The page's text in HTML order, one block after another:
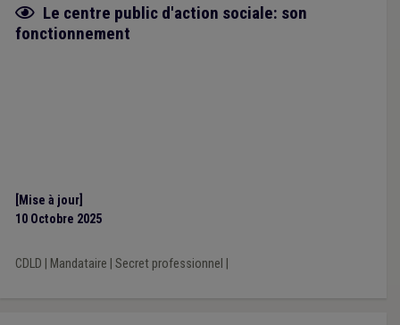
Fiche focus
Le centre public d'action sociale: son
fonctionnement
[Mise à jour]
10 Octobre 2025
CDLD Mandataire Secret professionnel